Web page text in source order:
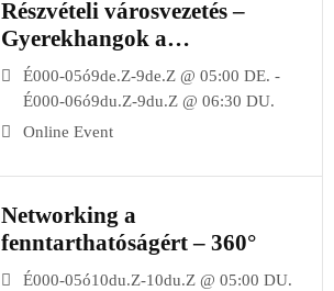
Részvételi városvezetés –
Gyerekhangok a
döntéshozatalban – YEP!
Webinár
É000-05ó9de.Z-9de.Z @ 05:00 DE. -
É000-06ó9du.Z-9du.Z @ 06:30 DU.
Online Event
Networking a
fenntarthatóságért – 360°
É000-05ó10du.Z-10du.Z @ 05:00 DU.